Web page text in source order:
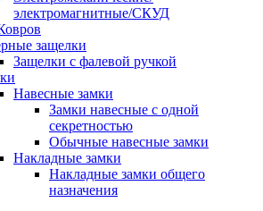
электромагнитные/СКУД
защелки
Защелки с фалевой ручкой
Навесные замки
Замки навесные с одной
секретностью
Обычные навесные замки
Накладные замки
Накладные замки общего
назначения